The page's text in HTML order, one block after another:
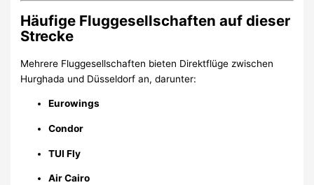
Häufige Fluggesellschaften auf dieser
Strecke
Mehrere Fluggesellschaften bieten Direktflüge zwischen
Hurghada und Düsseldorf an, darunter:
Eurowings
Condor
TUI Fly
Air Cairo